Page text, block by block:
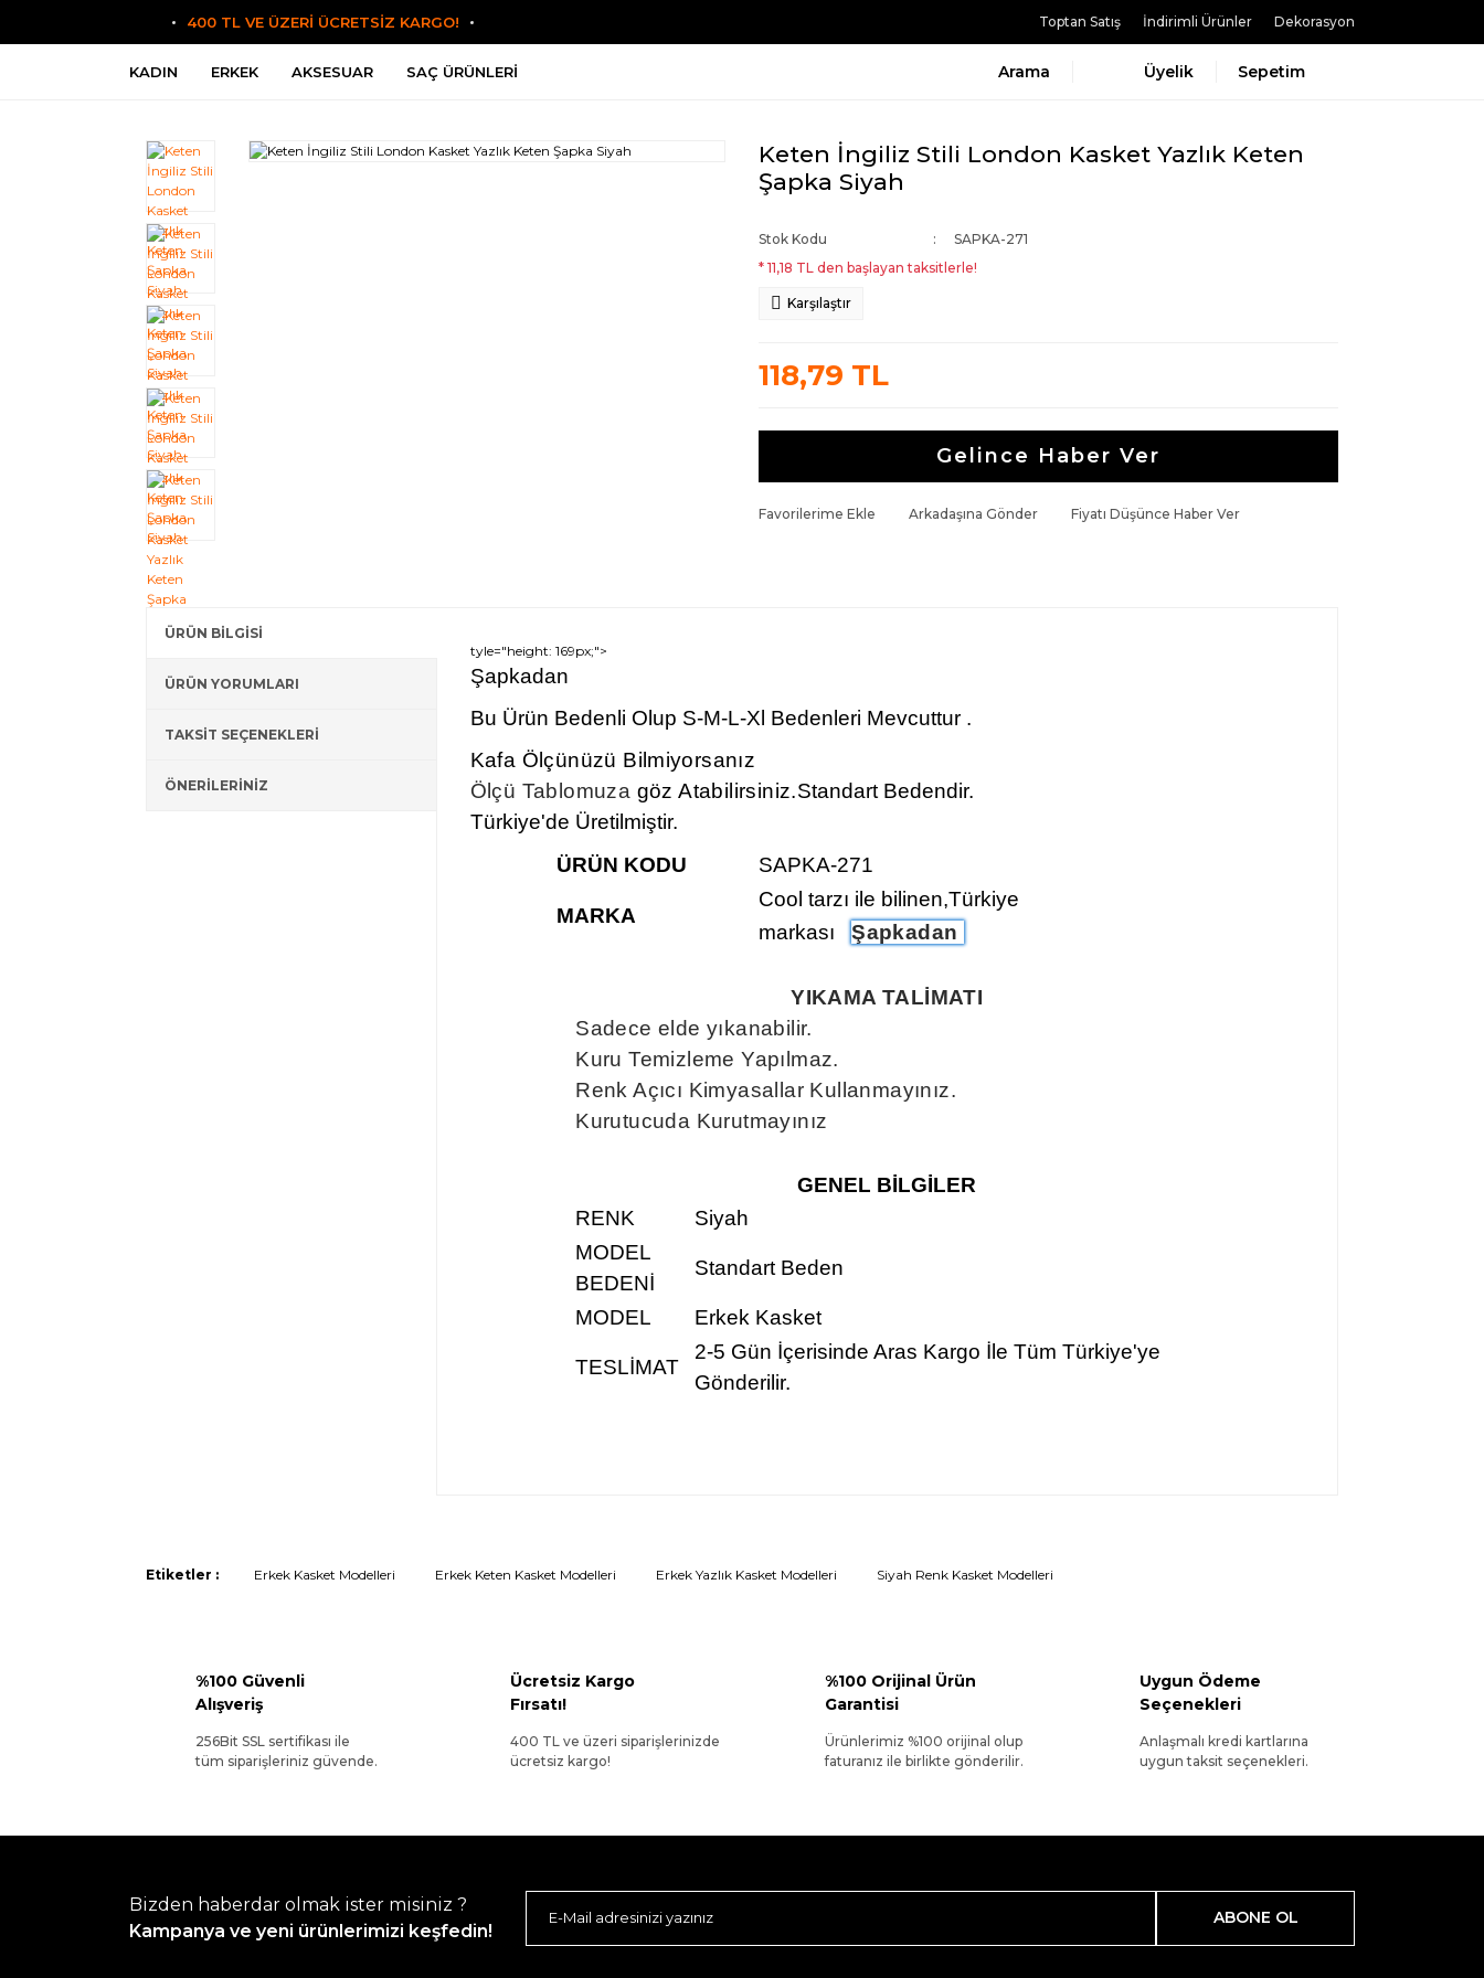
400 TL VE ÜZERİ ÜCRETSİZ KARGO! Toptan Satış İndirimli Ürünler Dekorasyon
KADIN ERKEK AKSESUAR SAÇ ÜRÜNLERI Arama Üyelik Sepetim
Keten İngiliz Stili London Kasket Yazlık Keten
Şapka Siyah
Stok Kodu
SAPKA-271
* 11,18 TL den başlayan taksitlerle!
Karşılaştır
118,79 TL
Gelince Haber Ver
Favorilerime Ekle Arkadaşına Gönder Fiyatı Düşünce Haber Ver
ÜRÜN BİLGİSİ
ÜRÜN YORUMLARI
TAKSİT SEÇENEKLERİ
ÖNERİLERİNİZ
tyle="height: 169px;">
Şapkadan
Bu Ürün Bedenli Olup S-M-L-Xl Bedenleri Mevcuttur .
Kafa Ölçünüzü Bilmiyorsanız
Ölçü Tablomuza göz Atabilirsiniz.Standart Bedendir.
Türkiye'de Üretilmiştir.
ÜRÜN KODU
SAPKA-271
MARKA
Cool tarzı ile bilinen,Türkiye
markası
Şapkadan
YIKAMA TALİMATI
Sadece elde yıkanabilir.
Kuru Temizleme Yapılmaz.
Renk Açıcı Kimyasallar Kullanmayınız.
Kurutucuda Kurutmayınız
GENEL BİLGİLER
RENK
Siyah
MODEL
BEDENİ
Standart Beden
MODEL Erkek Kasket
TESLİMAT
2-5 Gün İçerisinde Aras Kargo İle Tüm Türkiye'ye
Gönderilir.
Etiketler : Erkek Kasket Modelleri Erkek Keten Kasket Modelleri Erkek Yazlık Kasket Modelleri Siyah Renk Kasket Modelleri
%100 Güvenli
Alışveriş
256Bit SSL sertifikası ile
tüm siparişleriniz güvende.
Ücretsiz Kargo
Fırsatı!
400 TL ve üzeri siparişlerinizde
ücretsiz kargo!
%100 Orijinal Ürün
Garantisi
Ürünlerimiz %100 orijinal olup
faturanız ile birlikte gönderilir.
Uygun Ödeme
Seçenekleri
Anlaşmalı kredi kartlarına
uygun taksit seçenekleri.
Bizden haberdar olmak ister misiniz ?
Kampanya ve yeni ürünlerimizi keşfedin!
ABONE OL